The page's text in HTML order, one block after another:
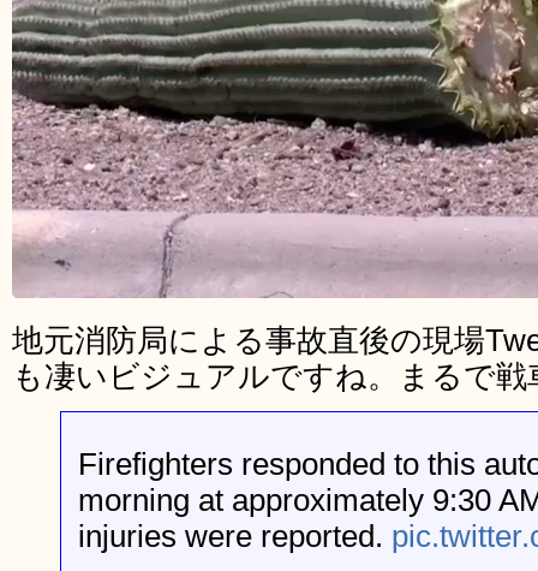
地元消防局による事故直後の現場
も凄いビジュアルですね。まるで
Firefighters responded to this
morning at approximately 9:30
injuries were reported.